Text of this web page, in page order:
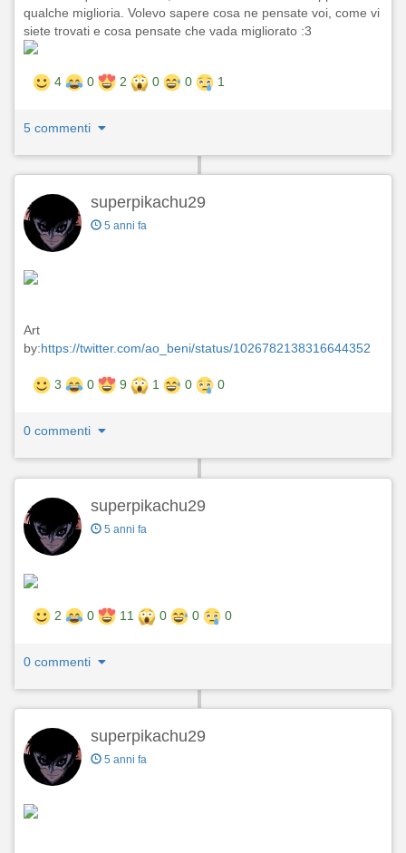
qualche miglioria. Volevo sapere cosa ne pensate voi, come vi
siete trovati e cosa pensate che vada migliorato :3
4 0 2 0 0 1
5 commenti
superpikachu29
5 anni fa
Art
by:https://twitter.com/ao_beni/status/1026782138316644352
3 0 9 1 0 0
0 commenti
superpikachu29
5 anni fa
2 0 11 0 0 0
0 commenti
superpikachu29
5 anni fa